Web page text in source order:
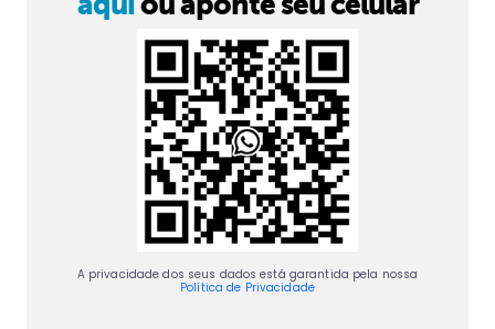
A privacidade dos seus dados está garantida pela nossa
Política de Privacidade